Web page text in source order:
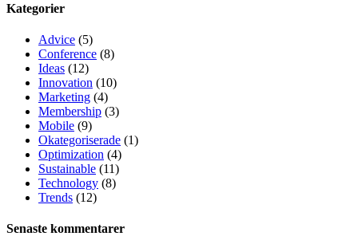
Kategorier
Advice (5)
Conference (8)
Ideas (12)
Innovation (10)
Marketing (4)
Membership (3)
Mobile (9)
Okategoriserade (1)
Optimization (4)
Sustainable (11)
Technology (8)
Trends (12)
Senaste kommentarer